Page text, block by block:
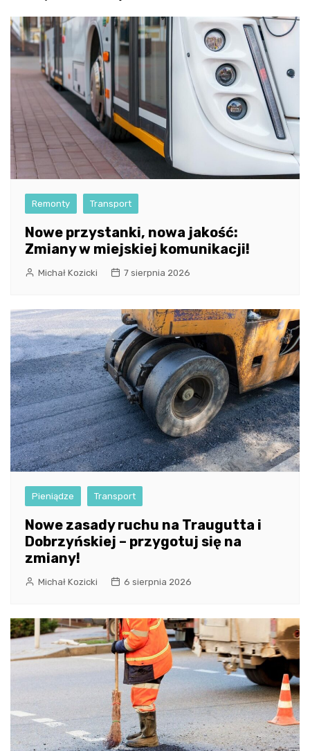
Remonty Transport
Nowe przystanki, nowa jakość:
Zmiany w miejskiej komunikacji!
Michał Kozicki 7 sierpnia 2026
Pieniądze Transport
Nowe zasady ruchu na Traugutta i
Dobrzyńskiej – przygotuj się na
zmiany!
Michał Kozicki 6 sierpnia 2026